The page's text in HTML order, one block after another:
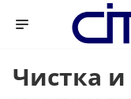
Чистка